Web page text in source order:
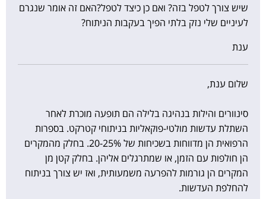
שיש צורך לטפל בזה? ואם כן כיצד לטפל?האם זה אומר שנגרם
לעיניים שלי נזק בלתי הפיך בעקבות הניתוח?
ענת
שלום ענת,
סינוורים והילות בנהיגה בלילה הם תופעה מוכרת לאחר
השתלת עדשות מולטי-פוקאליות בניתוחי קטרקט. בספרות
הרפואית הן מדווחות בשכיחות של 20-25%. בחלק מהמקרים
הן חולפות עם הזמן, או שמתרגלים אליהן. בחלק קטן מן
המקרים הן גורמות להפרעה משמעותית, ואז יש צורך בניתוח
להחלפת העדשות.